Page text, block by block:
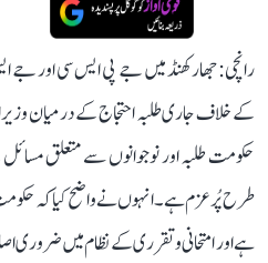
رانچی: جھارکھنڈ میں جے پی ایس سی اور جے
کے خلاف جاری طلبہ احتجاج کے درمیان
حکومت طلبہ اور نوجوانوں سے متعلق
طرح پُرعزم ہے۔ انہوں نے واضح کیا کہ
ہے اور امتحانی و تقرری کے نظام میں ضروری